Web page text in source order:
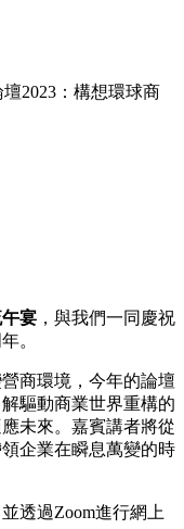
2023：構想環球商
宴 ，與我們一同慶祝
。
商環境，今年的論壇
驅動商業世界重構的
未來。嘉賓講者將從
企業在瞬息萬變的時
透過Zoom進行網上